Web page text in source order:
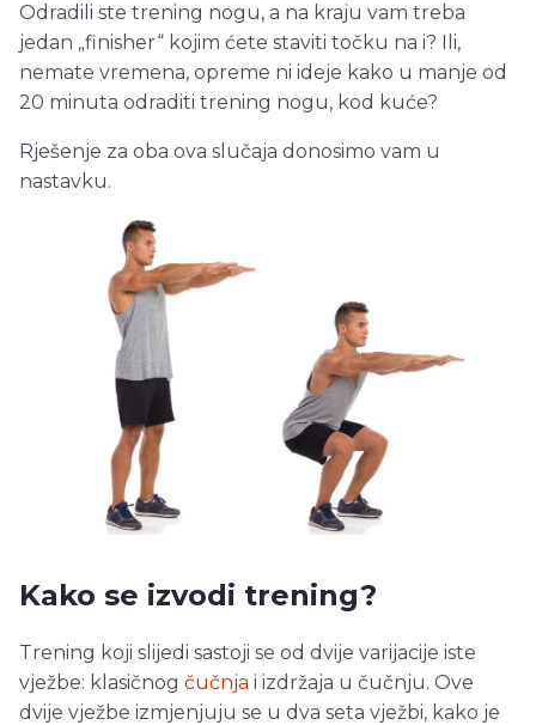
Odradili ste trening nogu, a na kraju vam treba
jedan „finisher“ kojim ćete staviti točku na i? Ili,
nemate vremena, opreme ni ideje kako u manje od
20 minuta odraditi trening nogu, kod kuće?
Rješenje za oba ova slučaja donosimo vam u
nastavku.
Kako se izvodi trening?
Trening koji slijedi sastoji se od dvije varijacije iste
vježbe: klasičnog čučnja i izdržaja u čučnju. Ove
dvije vježbe izmjenjuju se u dva seta vježbi, kako je